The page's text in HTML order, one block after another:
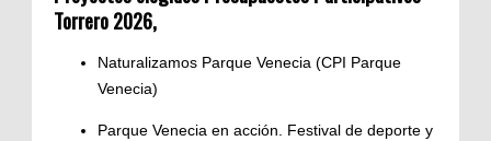
Torrero 2026,
Naturalizamos Parque Venecia (CPI Parque
Venecia)
Parque Venecia en acción. Festival de deporte y